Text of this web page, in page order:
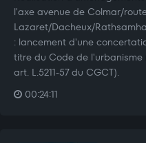
l'axe avenue de Colmar/
Lazaret/Dacheux/
: lancement d'une
titre du Code de
art. L.5211-57 du CGCT).
00:24:11